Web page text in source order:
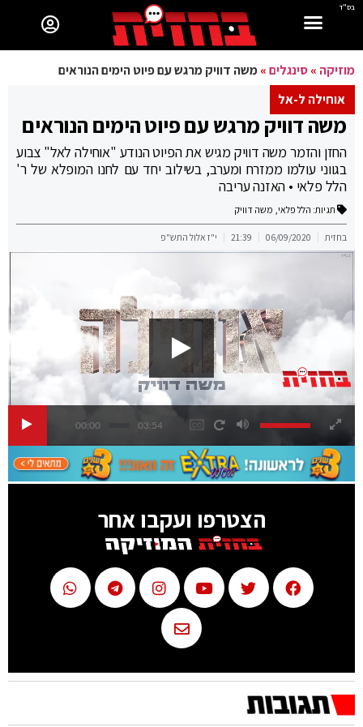
בס"ד
מוזיקה »סינגלים»משה דוויק מרגש עם פיוט הימים הנוראים
אוחילה ל-אל
משה דוויק מרגש עם פיוט הימים הנוראים
החזן והזמר משה דוויק מגיש את הפיוט הנודע "אוחילה לאל" צבוע
בגווני עולמו ממזרח ומערב, בשילוב יחד עם לחנו המופלא של ר'
הלל פלאי • האזנה עריבה
תגיות: הלל פלאי, משה דוויק
בחזית 06/09/2020
21:39 י"ז אלול התש"פ
00:00 03:54
הצטרפו ועקבו אחר